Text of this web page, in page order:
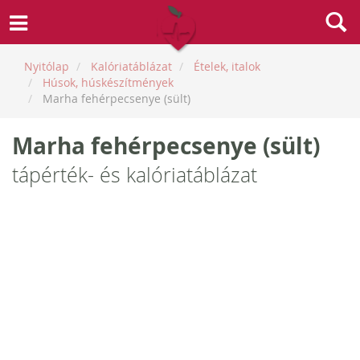
Nyitólap Kalóriatáblázat
Ételek, italok
Húsok, húskészítmények
Marha fehérpecsenye (sült)
Marha fehérpecsenye (sült)
tápérték- és kalóriatáblázat